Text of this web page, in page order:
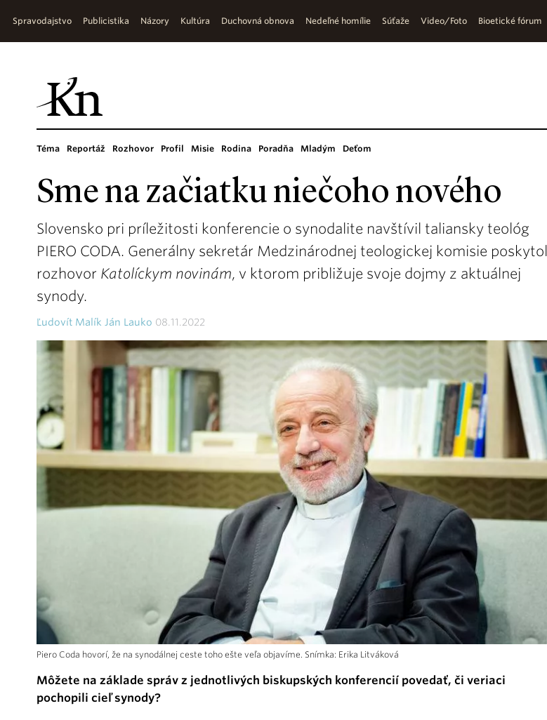
Spravodajstvo Publicistika Názory Kultúra Duchovná obnova Nedeľné homílie Súťaže Video/Foto Bioetické fórum
Téma Reportáž Rozhovor Profil Misie Rodina Poradňa Mladým Deťom
Sme na začiatku niečoho nového
Slovensko pri príležitosti konferencie o synodalite navštívil taliansky teológ
PIERO CODA. Generálny sekretár Medzinárodnej teologickej komisie poskytol
rozhovor Katolíckym novinám, v ktorom približuje svoje dojmy z aktuálnej
synody.
Ľudovít Malík Ján Lauko 08.11.2022
Piero Coda hovorí, že na synodálnej ceste toho ešte veľa objavíme. Snímka: Erika Litváková
Môžete na základe správ z jednotlivých biskupských konferencií povedať, či veriaci
pochopili cieľ synody?